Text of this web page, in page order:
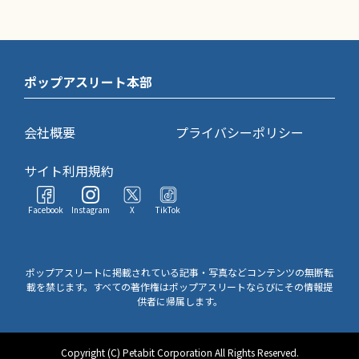
ポップアスリート本部
会社概要
プライバシーポリシー
サイト利用規約
Facebook Instagram X TikTok
ポップアスリートに掲載されている記事・写真などコンテンツの無断転
載を禁じます。すべての著作権はポップアスリートならびにその情報提
供者に帰属します。
Copyright (C) Petabit Corporation All Rights Reserved.